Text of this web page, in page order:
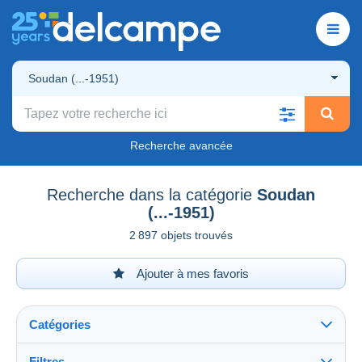
Soudan (...-1951)
Recherche avancée
Recherche dans la catégorie Soudan
(...-1951)
2 897 objets trouvés
Ajouter à mes favoris
Catégories